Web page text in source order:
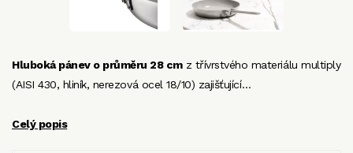
Hluboká pánev o průměru 28 cmz třívrstvého materiálu multiply
(AISI 430, hliník, nerezová ocel 18/10) zajišťující…
Celý popis